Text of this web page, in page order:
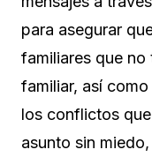
para asegurar
familiares que no
familiar, así
los conflictos
asunto sin